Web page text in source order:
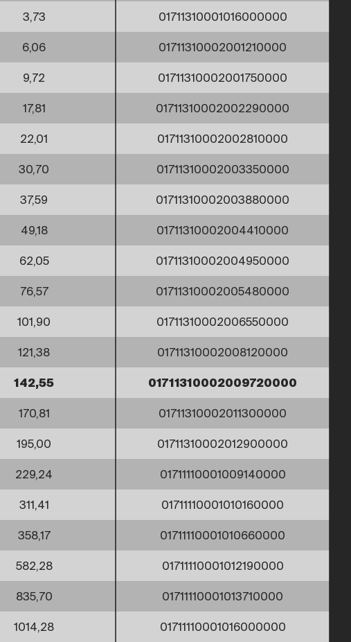
3,73 01711310001016000000
6,06 01711310002001210000
9,72 01711310002001750000
17,81 01711310002002290000
22,01 01711310002002810000
30,70 01711310002003350000
37,59 01711310002003880000
49,18 01711310002004410000
62,05 01711310002004950000
76,57 01711310002005480000
101,90 01711310002006550000
121,38 01711310002008120000
142,55 01711310002009720000
170,81 01711310002011300000
195,00 01711310002012900000
229,24 01711110001009140000
311,41 01711110001010160000
358,17 01711110001010660000
582,28 01711110001012190000
835,70 01711110001013710000
1014,28 01711110001016000000